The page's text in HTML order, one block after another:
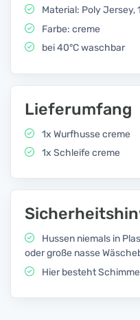
Material: Poly Jersey,
Farbe: creme
bei 40°C waschbar
Lieferumfang
1x Wurfhusse creme
1x Schleife creme
Hussen niemals in
oder große nasse
Hier besteht